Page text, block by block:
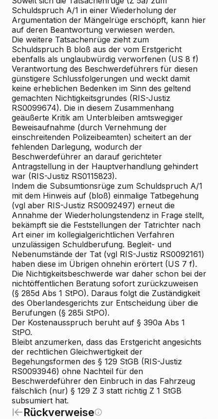
Schuldspruch A/1 in einer Wiederholung der
Argumentation der Mängelrüge erschöpft, kann hier
auf deren Beantwortung verwiesen werden.
Die weitere Tatsachenrüge zieht zum
Schuldspruch B bloß aus der vom Erstgericht
ebenfalls als unglaubwürdig verworfenen (US 8 f)
Verantwortung des Beschwerdeführers für diesen
günstigere Schlussfolgerungen und weckt damit
keine erheblichen Bedenken im Sinn des geltend
gemachten Nichtigkeitsgrundes (RIS-Justiz
RS0099674). Die in diesem Zusammenhang
geäußerte Kritik am Unterbleiben amtswegiger
Beweisaufnahme (durch Vernehmung der
einschreitenden Polizeibeamten) scheitert an der
fehlenden Darlegung, wodurch der
Beschwerdeführer an darauf gerichteter
Antragstellung in der Hauptverhandlung gehindert
war (RIS-Justiz RS0115823).
Indem die Subsumtionsrüge zum Schuldspruch A/1
mit dem Hinweis auf (bloß) einmalige Tatbegehung
(vgl aber RIS-Justiz RS0092497) erneut die
Annahme der Wiederholungstendenz in Frage stellt,
bekämpft sie die Feststellungen der Tatrichter nach
Art einer im kollegialgerichtlichen Verfahren
unzulässigen Schuldberufung. Begleit- und
Nebenumstände der Tat (vgl RIS-Justiz RS0092161)
haben diese im Übrigen ohnehin erörtert (US 7 f).
Die Nichtigkeitsbeschwerde war daher schon bei der
nichtöffentlichen Beratung sofort zurückzuweisen
(§ 285d Abs 1 StPO). Daraus folgt die Zuständigkeit
des Oberlandesgerichts zur Entscheidung über die
Berufungen (§ 285i StPO).
Der Kostenausspruch beruht auf § 390a Abs 1
StPO.
Bleibt anzumerken, dass das Erstgericht angesichts
der rechtlichen Gleichwertigkeit der
Begehungsformen des § 129 StGB (RIS-Justiz
RS0093946) ohne Nachteil für den
Beschwerdeführer den Einbruch in das Fahrzeug
fälschlich (nur) § 129 Z 3 statt richtig Z 1 StGB
subsumiert hat.
Rückverweise